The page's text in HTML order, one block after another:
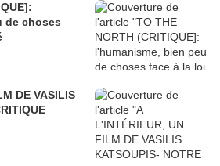
de choses
DE VASILIS